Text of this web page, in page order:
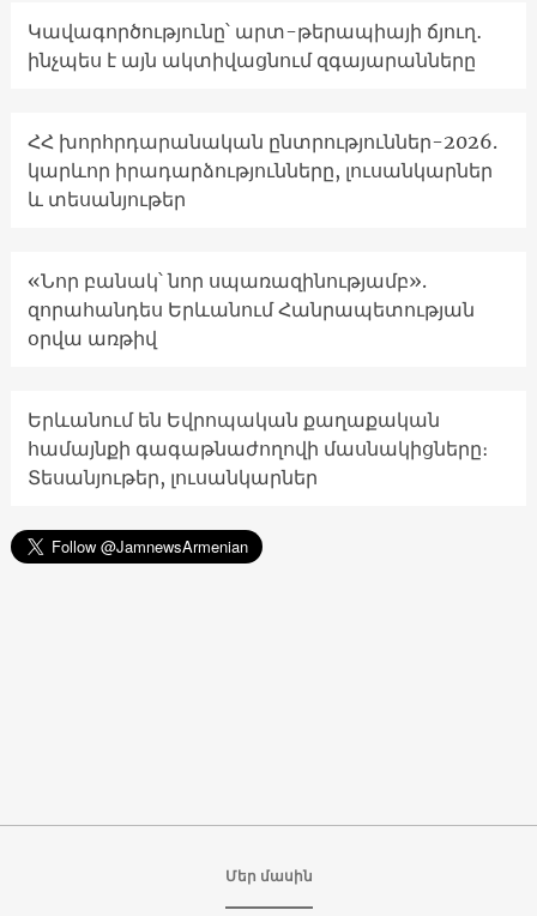
Կավագործությունը՝ արտ-թերապիայի ճյուղ․
ինչպես է այն ակտիվացնում զգայարանները
ՀՀ խորհրդարանական ընտրություններ-2026.
կարևոր իրադարձությունները, լուսանկարներ
և տեսանյութեր
«Նոր բանակ՝ նոր սպառազինությամբ».
զորահանդես Երևանում Հանրապետության
օրվա առթիվ
Երևանում են Եվրոպական քաղաքական
համայնքի գագաթնաժողովի մասնակիցները։
Տեսանյութեր, լուսանկարներ
Մեր մասին